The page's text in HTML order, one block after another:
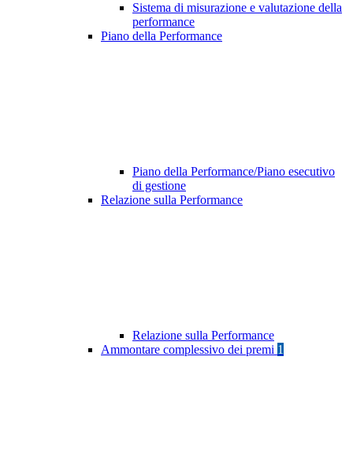
Sistema di misurazione e valutazione della
performance
Piano della Performance
Piano della Performance/Piano esecutivo
di gestione
Relazione sulla Performance
Relazione sulla Performance
Ammontare complessivo dei premi 1